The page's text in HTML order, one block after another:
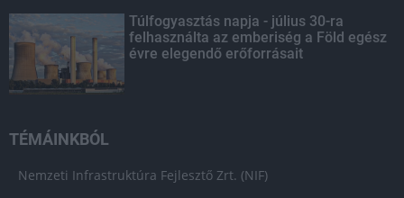
Túlfogyasztás napja - július 30-ra
felhasználta az emberiség a Föld egész
évre elegendő erőforrásait
TÉMÁINKBÓL
Nemzeti Infrastruktúra Fejlesztő Zrt. (NIF)